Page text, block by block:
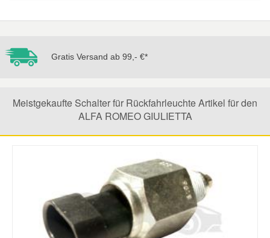
Gratis Versand ab 99,- €*
Meistgekaufte Schalter für Rückfahrleuchte Artikel für den
ALFA ROMEO GIULIETTA
Kia Ersatzteile
Mazda Ersatzteile
Mercedes Ersatzteile